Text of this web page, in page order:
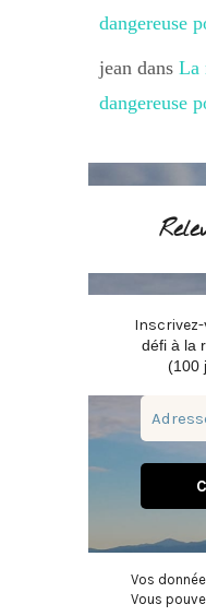
dangereuse
jean dans La
dangereuse
défi à la
(100
Vos
Vous